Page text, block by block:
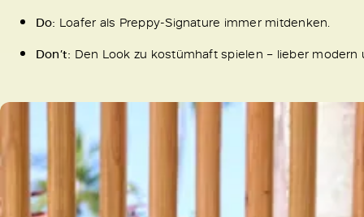
Do: Loafer als Preppy-Signature immer mitdenken.
Don’t: Den Look zu kostümhaft spielen – lieber modern